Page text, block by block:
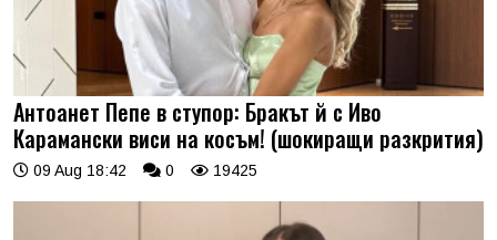
Антоанет Пепе в ступор: Бракът й с Иво
Карамански виси на косъм! (шокиращи разкрития)
09 Aug 18:42 0 19425